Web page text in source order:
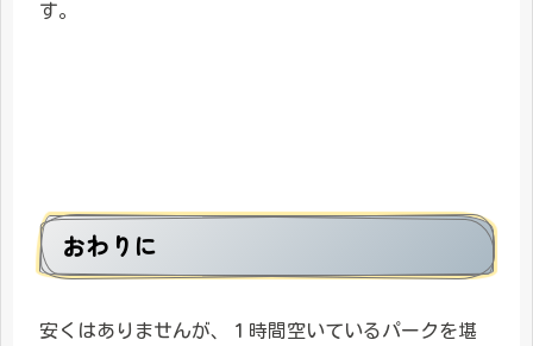
す。
おわりに
安くはありませんが、１時間空いているパークを堪